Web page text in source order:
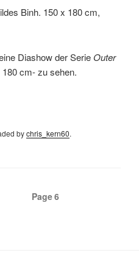
Binh. 150 x 180 cm,
Diashow der Serie Outer
cm- zu sehen.
bychris_kern60.
Page6